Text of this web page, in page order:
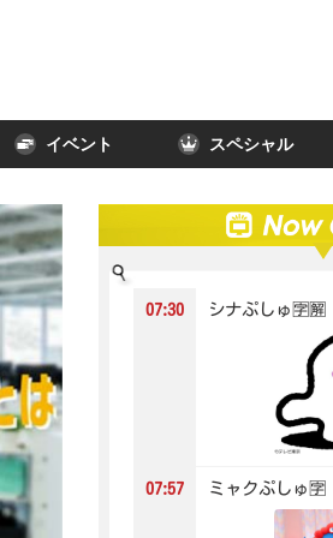
イベント スペシャル
07:30 シナぷしゅ🈑🈖
07:57 ミャクぷしゅ🈑